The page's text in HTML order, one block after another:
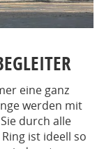
eine ganz
werden mit
durch alle
ist ideell so